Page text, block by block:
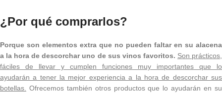
¿Por qué comprarlos?
Porque son elementos extra que no pueden faltar en su alacena
a la hora de descorchar uno de sus vinos favoritos. Son prácticos,
fáciles de llevar y cumplen funciones muy importantes que lo
ayudarán a tener la mejor experiencia a la hora de descorchar sus
botellas.
Ofrecemos también otros productos que lo ayudarán en su